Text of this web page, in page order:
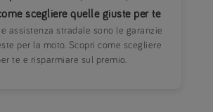
scegliere quelle giuste per te
assistenza stradale sono le garanzie
per la moto. Scopri come scegliere
te e risparmiare sul premio.